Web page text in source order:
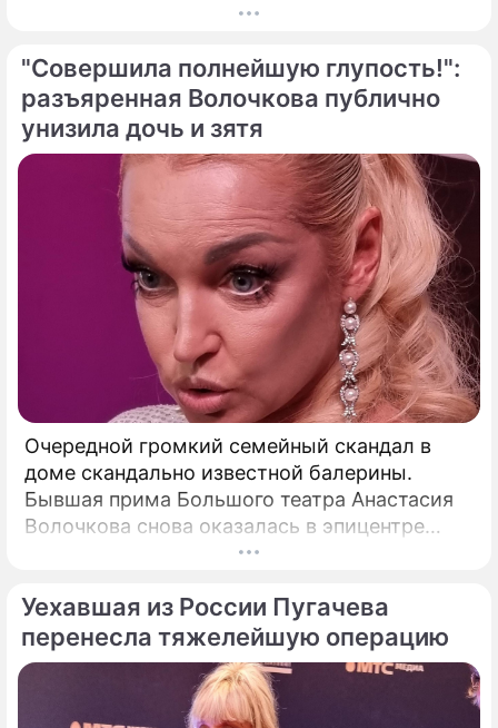
совершить невозможное и заглянуть в
доселе четкостью.
"Совершила полнейшую глупость!":
разъяренная Волочкова публично
унизила дочь и зятя
Очередной громкий семейный скандал в
доме скандально известной балерины.
Бывшая прима Большого театра Анастасия
Волочкова снова оказалась в эпицентре
громкого разбора полетов, который на этот
Уехавшая из России Пугачева
перенесла тяжелейшую операцию